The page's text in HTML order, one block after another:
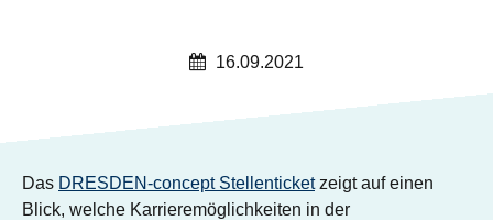
16.09.2021
Das DRESDEN-concept Stellenticketzeigt auf einen
Blick, welche Karrieremöglichkeiten in der